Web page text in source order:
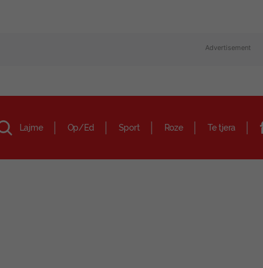
Advertisement
Lajme Op/Ed Sport Roze Te tjera